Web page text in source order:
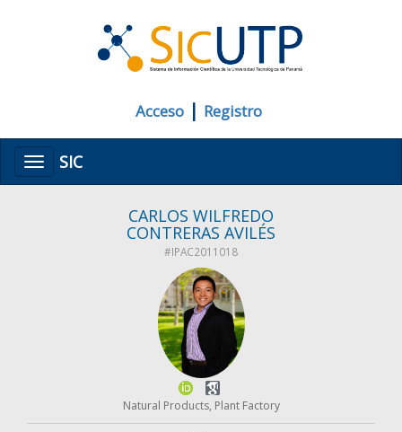
Acceso | Registro
MenúSIC
CARLOS WILFREDO
CONTRERAS AVILÉS
#IPAC2011018
Natural Products, Plant Factory